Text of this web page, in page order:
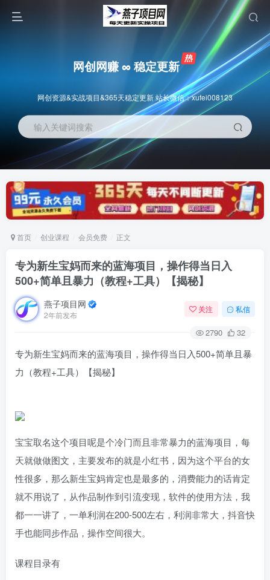
网创网赚 ∞ 稳定更新
网创资源&实战项目&365天稳定更新 站长微信：xufei008123
输入关键词搜索
首页 创业课程 会员免费 正文
专为新生宝妈而来的蓝海项目，操作得当日入
500+简单且暴力（教程+工具）【揭秘】
燕子项目网
2年前发布
关注 私信
2790 32
专为新生宝妈而来的蓝海项目，操作得当日入500+简单且暴
力（教程+工具）【揭秘】
宝宝取名这个项目呢是个冷门而且非常暴力的蓝海项目，每
天就做做图文，主要发布的就是小红书，因为这个平台的女
性很多，那么新生宝妈肯定也是最多的，消费能力的话肯定
就不用说了，从作品制作到引流变现，软件的使用方法，我
都一一讲了，一单利润在200-500左右，利润非常大，抖音快
手也能同步作品，操作空间很大。
课程目录有